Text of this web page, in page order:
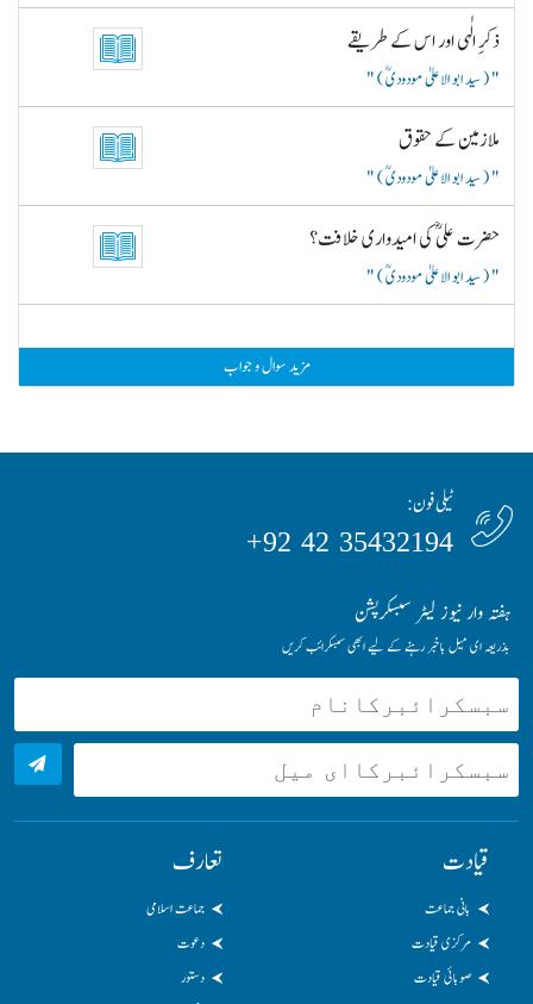
ذکرِ الٰہی اور اس کے طریقے
( سید ابو الاعلیٰ مودودیؒ )
ملازمین کے حقوق
( سید ابو الاعلیٰ مودودیؒ )
حضرت علیؓ کی امیدواری خلافت؟
( سید ابو الاعلیٰ مودودیؒ )
مزید سوال و جواب
ٹیلی فون:
35432194 42 92+
ہفتہ وار نیوز لیٹر سبسکرپشن
بذریعہ ای میل باخبر رہنے کے لیے ابھی سبسکرائب کریں
قیادت
بانی جماعت
مرکزی قیادت
صوبائی قیادت
تعارف
جماعت اسلامی
دعوت
دستور